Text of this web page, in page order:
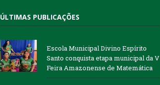
ÚLTIMAS PUBLICAÇÕES
Escola Municipal Divino Espírito
Santo conquista etapa municipal da V
Feira Amazonense de Matemática